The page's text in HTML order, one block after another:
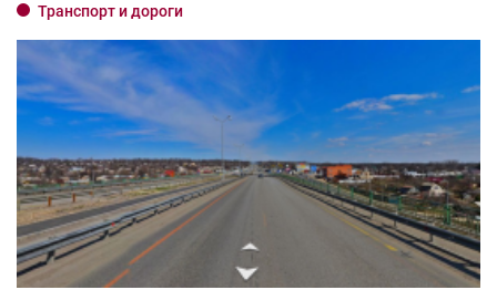
Транспорт и дороги